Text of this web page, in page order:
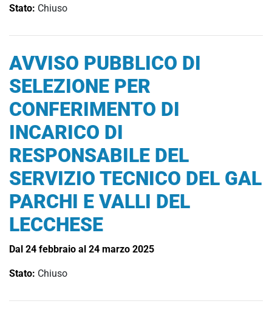
Stato: Chiuso
AVVISO PUBBLICO DI
SELEZIONE PER
CONFERIMENTO DI
INCARICO DI
RESPONSABILE DEL
SERVIZIO TECNICO DEL GAL
PARCHI E VALLI DEL
LECCHESE
Dal 24 febbraio al 24 marzo 2025
Stato: Chiuso